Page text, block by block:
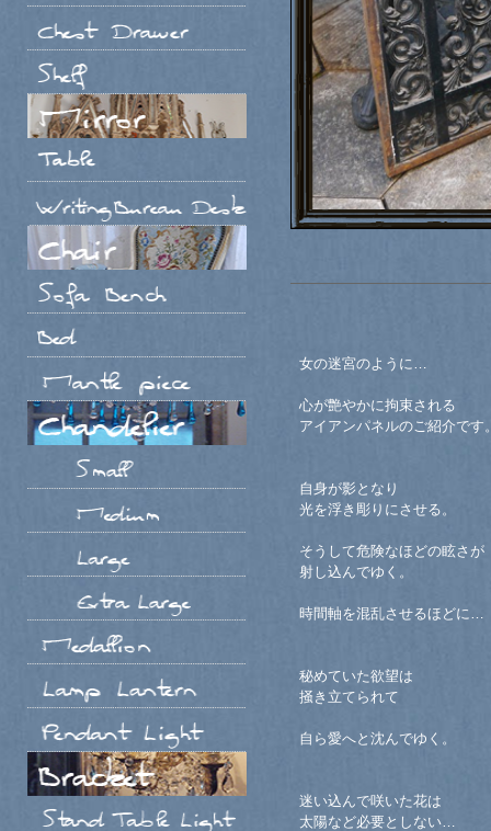
女の迷宮のように…
心が艶やかに拘束される
アイアンパネルのご紹介です
自身が影となり
光を浮き彫りにさせる。
そうして危険なほどの眩さが
射し込んでゆく。
時間軸を混乱させるほどに…
秘めていた欲望は
掻き立てられて
自ら愛へと沈んでゆく。
迷い込んで咲いた花は
太陽など必要としない…